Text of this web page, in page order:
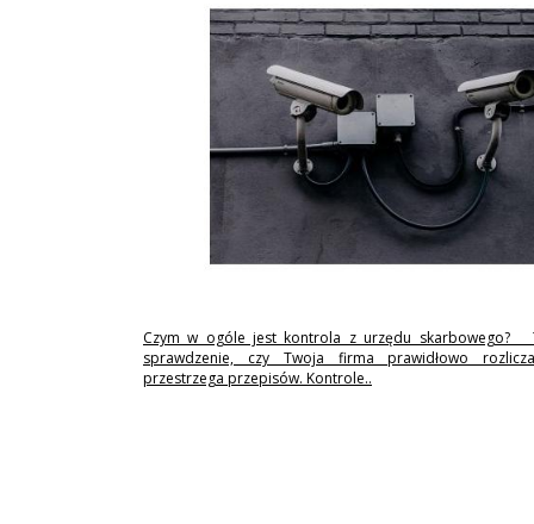
Czym w ogóle jest kontrola z urzędu skarbowego?
sprawdzenie, czy Twoja firma prawidłowo
przestrzega przepisów. Kontrole..